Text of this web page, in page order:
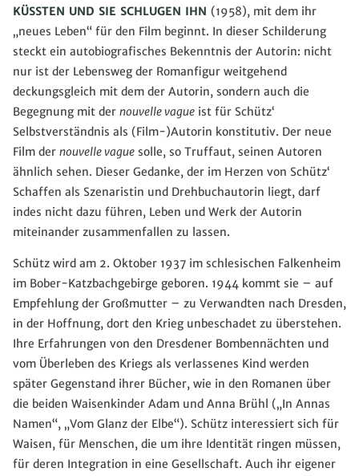
KÜSSTEN UND SIE SCHLUGEN IHN (1958), mit dem ihr
„neues Leben“ für den Film beginnt. In dieser Schilderung
steckt ein autobiografisches Bekenntnis der Autorin: nicht
nur ist der Lebensweg der Romanfigur weitgehend
deckungsgleich mit dem der Autorin, sondern auch die
Begegnung mit der nouvelle vague ist für Schütz‘
Selbstverständnis als (Film-)Autorin konstitutiv. Der neue
Film der nouvelle vague solle, so Truffaut, seinen Autoren
ähnlich sehen. Dieser Gedanke, der im Herzen von Schütz‘
Schaffen als Szenaristin und Drehbuchautorin liegt, darf
indes nicht dazu führen, Leben und Werk der Autorin
miteinander zusammenfallen zu lassen.
Schütz wird am 2. Oktober 1937 im schlesischen Falkenheim
im Bober-Katzbachgebirge geboren. 1944 kommt sie – auf
Empfehlung der Großmutter – zu Verwandten nach Dresden,
in der Hoffnung, dort den Krieg unbeschadet zu überstehen.
Ihre Erfahrungen von den Dresdener Bombennächten und
vom Überleben des Kriegs als verlassenes Kind werden
später Gegenstand ihrer Bücher, wie in den Romanen über
die beiden Waisenkinder Adam und Anna Brühl („In Annas
Namen“, „Vom Glanz der Elbe“). Schütz interessiert sich für
Waisen, für Menschen, die um ihre Identität ringen müssen,
für deren Integration in eine Gesellschaft. Auch ihr eigener